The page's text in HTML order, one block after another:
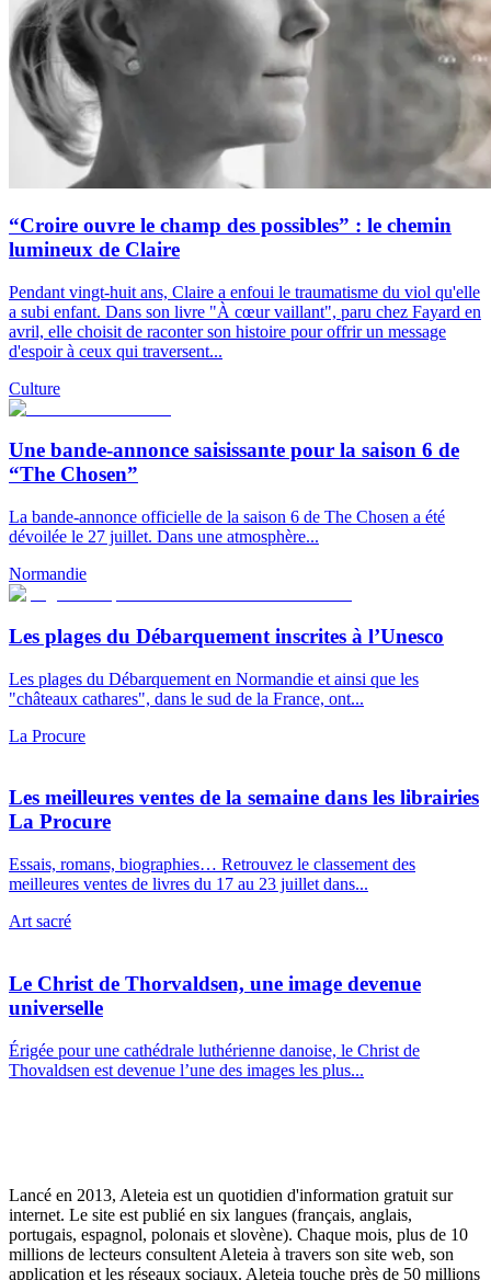
“Croire ouvre le champ des possibles” : le chemin
lumineux de Claire
Pendant vingt-huit ans, Claire a enfoui le traumatisme du viol qu'elle
a subi enfant. Dans son livre "À cœur vaillant", paru chez Fayard en
avril, elle choisit de raconter son histoire pour offrir un message
d'espoir à ceux qui traversent...
Culture
Une bande-annonce saisissante pour la saison 6 de
“The Chosen”
La bande-annonce officielle de la saison 6 de The Chosen a été
dévoilée le 27 juillet. Dans une atmosphère...
Normandie
Les plages du Débarquement inscrites à l’Unesco
Les plages du Débarquement en Normandie et ainsi que les
"châteaux cathares", dans le sud de la France, ont...
La Procure
Les meilleures ventes de la semaine dans les librairies
La Procure
Essais, romans, biographies… Retrouvez le classement des
meilleures ventes de livres du 17 au 23 juillet dans...
Art sacré
Le Christ de Thorvaldsen, une image devenue
universelle
Érigée pour une cathédrale luthérienne danoise, le Christ de
Thovaldsen est devenue l’une des images les plus...
Lancé en 2013, Aleteia est un quotidien d'information gratuit sur
internet. Le site est publié en six langues (français, anglais,
portugais, espagnol, polonais et slovène). Chaque mois, plus de 10
millions de lecteurs consultent Aleteia à travers son site web, son
application et les réseaux sociaux. Aleteia touche près de 50 millions